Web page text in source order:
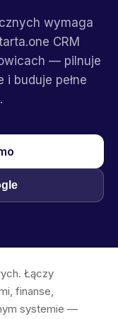
wymaga
CRM
— pilnuje
i buduje pełne
Łączy
finanse,
systemie —